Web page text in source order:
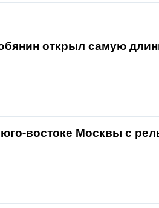
открыл самую
востоке Москвы с